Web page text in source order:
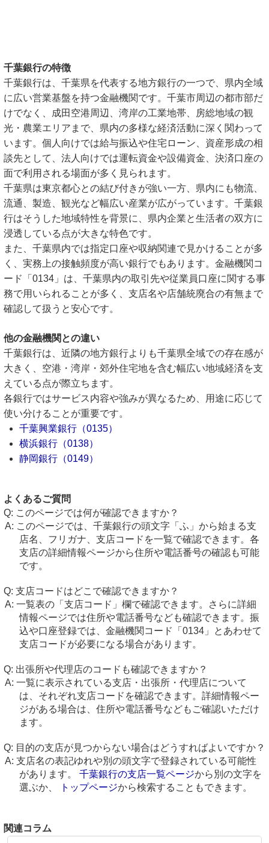
千葉銀行の特徴
千葉銀行は、千葉県を代表する地方銀行の一つで、県内全域
に広い営業基盤を持つ金融機関です。千葉市周辺の都市部だ
けでなく、成田空港周辺、湾岸の工業地帯、房総地域の観
光・農業エリアまで、県内の多様な経済活動に深く関わって
います。個人向けでは給与振込や住宅ローン、資産形成の相
談先として、法人向けでは運転資金や設備資金、決済口座の
面で利用される場面が多く見られます。
千葉県は東京都心との結び付きが強い一方、県内にも物流、
流通、製造、観光など幅広い産業が広がっています。千葉銀
行はそうした地域特性を背景に、県内企業と生活者の双方に
浸透している点が大きな特色です。
また、千葉県内では指定口座や収納関連で見かけることが多
く、実務上の接触頻度が高い銀行でもあります。金融機関コ
ード「0134」は、千葉県内の取引先や従業員口座に関する事
務で用いられることが多く、支店名や店舗統廃合の有無まで
確認して扱うと安心です。
他の金融機関との違い
千葉銀行は、近隣の地方銀行よりも千葉県全域での存在感が
大きく、空港・湾岸・郊外住宅地を含む幅広い地域経済を支
えている点が際立ちます。
各銀行ではサービス内容や強みが異なるため、用途に応じて
使い分けることが重要です。
千葉興業銀行（0135）
横浜銀行（0138）
静岡銀行（0149）
よくあるご質問
このページでは何が確認できますか？
このページでは、千葉銀行の頭文字「ふ」から始まる支
店名、フリガナ、支店コードを一覧で確認できます。各
支店の詳細情報ページから住所や電話番号の確認も可能
です。
支店コードはどこで確認できますか？
一覧表の「支店コード」欄で確認できます。さらに詳細
情報ページでは住所や電話番号なども確認できます。振
込や口座登録では、金融機関コード「0134」とあわせて
支店コードが必要になる場合があります。
出張所や代理店のコードも確認できますか？
一覧に表示されている支店・出張所・代理店について
は、それぞれ支店コードを確認できます。詳細情報ペー
ジがある場合は、住所や電話番号などもご確認いただけ
ます。
目的の支店が見つからない場合はどうすればよいですか？
支店名の表記ゆれや別の頭文字で登録されている可能性
があります。 千葉銀行の支店一覧ページから別の文字を
選ぶか、
トップページから検索することもできます。
関連コラム